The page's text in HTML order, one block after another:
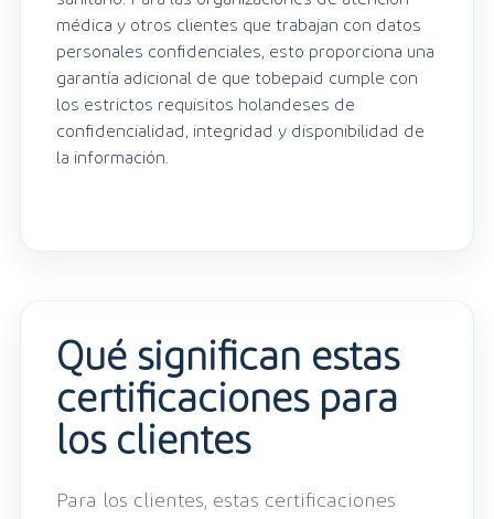
médica y otros clientes que trabajan con datos
personales confidenciales, esto proporciona una
garantía adicional de que tobepaid cumple con
los estrictos requisitos holandeses de
confidencialidad, integridad y disponibilidad de
la información.
Qué significan estas
certificaciones para
los clientes
Para los clientes, estas certificaciones